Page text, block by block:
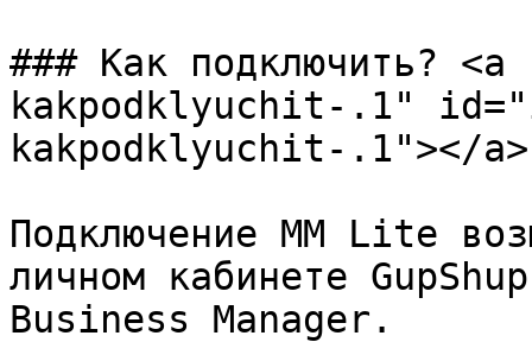
### Как подключить?
kakpodklyuchit-.1"
kakpodklyuchit-.1"></a>
Подключение MM Lite
личном кабинете
Business Manager.